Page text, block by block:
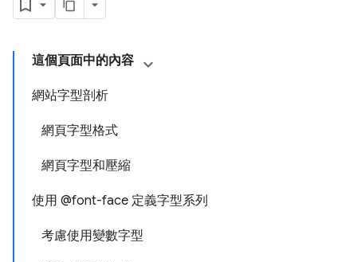
這個頁面中的內容
網站字型剖析
網頁字型格式
網頁字型和壓縮
使用 @font-face 定義字型系列
考慮使用變數字型